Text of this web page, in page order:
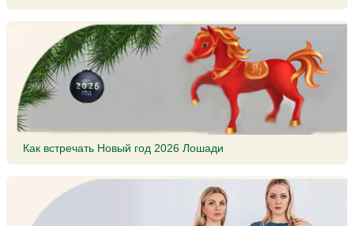
Как встречать Новый год 2026 Лошади